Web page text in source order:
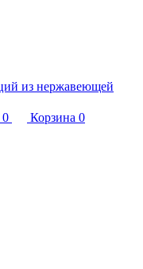
0 Корзина 0